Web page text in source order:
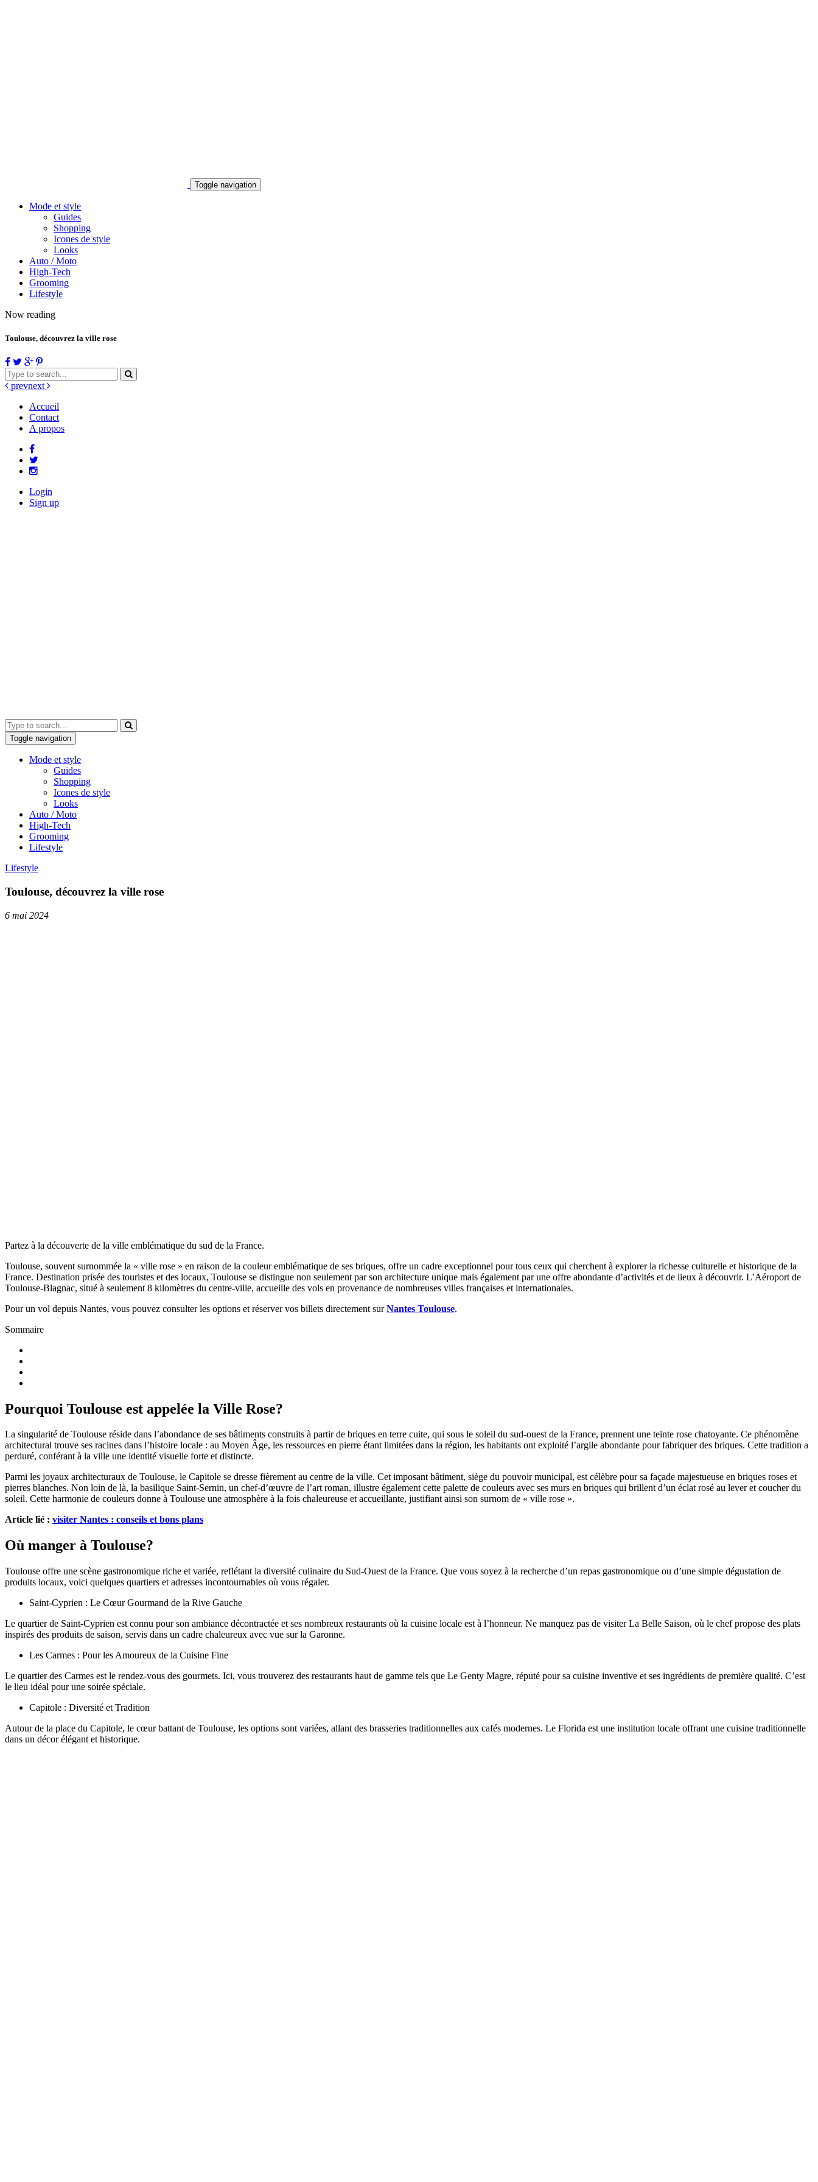
Toggle navigation
Mode et style
Guides
Shopping
Icones de style
Looks
Auto / Moto
High-Tech
Grooming
Lifestyle
Now reading
Toulouse, découvrez la ville rose
prevnext
Accueil
Contact
A propos
Login
Sign up
Toggle navigation
Mode et style
Guides
Shopping
Icones de style
Looks
Auto / Moto
High-Tech
Grooming
Lifestyle
Lifestyle
Toulouse, découvrez la ville rose
6 mai 2024
Partez à la découverte de la ville emblématique du sud de la France.
Toulouse, souvent surnommée la « ville rose » en raison de la couleur emblématique de ses briques, offre un cadre exceptionnel pour tous ceux qui cherchent à explorer la richesse culturelle et historique de la
France. Destination prisée des touristes et des locaux, Toulouse se distingue non seulement par son architecture unique mais également par une offre abondante d’activités et de lieux à découvrir. L’Aéroport de
Toulouse-Blagnac, situé à seulement 8 kilomètres du centre-ville, accueille des vols en provenance de nombreuses villes françaises et internationales.
Pour un vol depuis Nantes, vous pouvez consulter les options et réserver vos billets directement surNantes Toulouse.
Sommaire
Pourquoi Toulouse est appelée la Ville Rose?
La singularité de Toulouse réside dans l’abondance de ses bâtiments construits à partir de briques en terre cuite, qui sous le soleil du sud-ouest de la France, prennent une teinte rose chatoyante. Ce phénomène
architectural trouve ses racines dans l’histoire locale : au Moyen Âge, les ressources en pierre étant limitées dans la région, les habitants ont exploité l’argile abondante pour fabriquer des briques. Cette tradition a
perduré, conférant à la ville une identité visuelle forte et distincte.
Parmi les joyaux architecturaux de Toulouse, le Capitole se dresse fièrement au centre de la ville. Cet imposant bâtiment, siège du pouvoir municipal, est célèbre pour sa façade majestueuse en briques roses et
pierres blanches. Non loin de là, la basilique Saint-Sernin, un chef-d’œuvre de l’art roman, illustre également cette palette de couleurs avec ses murs en briques qui brillent d’un éclat rosé au lever et coucher du
soleil. Cette harmonie de couleurs donne à Toulouse une atmosphère à la fois chaleureuse et accueillante, justifiant ainsi son surnom de « ville rose ».
Article lié : visiter Nantes : conseils et bons plans
Où manger à Toulouse?
Toulouse offre une scène gastronomique riche et variée, reflétant la diversité culinaire du Sud-Ouest de la France. Que vous soyez à la recherche d’un repas gastronomique ou d’une simple dégustation de
produits locaux, voici quelques quartiers et adresses incontournables où vous régaler.
Saint-Cyprien : Le Cœur Gourmand de la Rive Gauche
Le quartier de Saint-Cyprien est connu pour son ambiance décontractée et ses nombreux restaurants où la cuisine locale est à l’honneur. Ne manquez pas de visiter La Belle Saison, où le chef propose des plats
inspirés des produits de saison, servis dans un cadre chaleureux avec vue sur la Garonne.
Les Carmes : Pour les Amoureux de la Cuisine Fine
Le quartier des Carmes est le rendez-vous des gourmets. Ici, vous trouverez des restaurants haut de gamme tels que Le Genty Magre, réputé pour sa cuisine inventive et ses ingrédients de première qualité. C’est
le lieu idéal pour une soirée spéciale.
Capitole : Diversité et Tradition
Autour de la place du Capitole, le cœur battant de Toulouse, les options sont variées, allant des brasseries traditionnelles aux cafés modernes. Le Florida est une institution locale offrant une cuisine traditionnelle
dans un décor élégant et historique.